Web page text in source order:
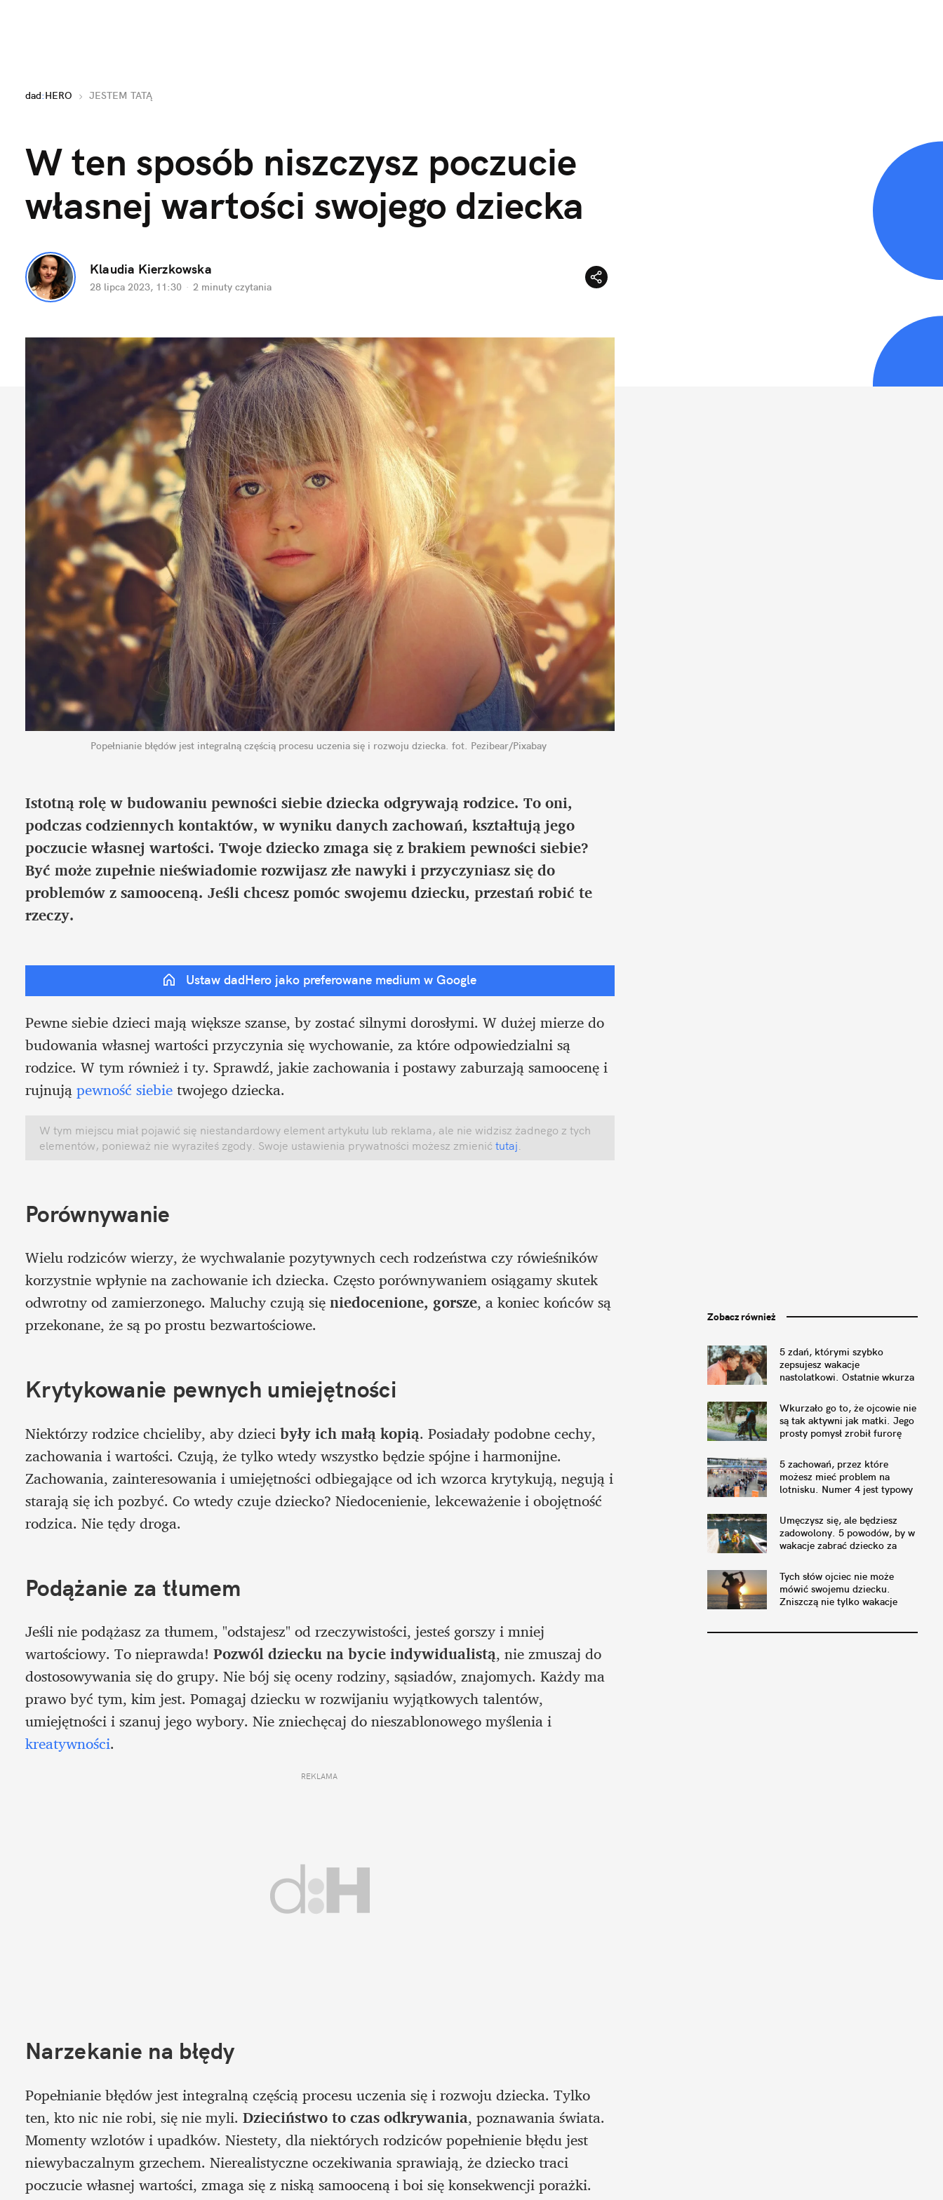
dad:HERO JESTEM TATĄ
W ten sposób niszczysz poczucie
własnej wartości swojego dziecka
Klaudia Kierzkowska
28 lipca 2023, 11:30 · 2 minuty czytania
Popełnianie błędów jest integralną częścią procesu uczenia się i rozwoju dziecka. fot. Pezibear/Pixabay
Istotną rolę w budowaniu pewności siebie dziecka odgrywają rodzice. To oni,
podczas codziennych kontaktów, w wyniku danych zachowań, kształtują jego
poczucie własnej wartości. Twoje dziecko zmaga się z brakiem pewności siebie?
Być może zupełnie nieświadomie rozwijasz złe nawyki i przyczyniasz się do
problemów z samooceną. Jeśli chcesz pomóc swojemu dziecku, przestań robić te
rzeczy.
Ustaw dadHero jako preferowane medium w Google
Pewne siebie dzieci mają większe szanse, by zostać silnymi dorosłymi. W dużej mierze do
budowania własnej wartości przyczynia się wychowanie, za które odpowiedzialni są
rodzice. W tym również i ty. Sprawdź, jakie zachowania i postawy zaburzają samoocenę i
rujnują pewność siebie twojego dziecka.
W tym miejscu miał pojawić się niestandardowy element artykułu lub reklama, ale nie widzisz żadnego z tych
elementów, ponieważ nie wyraziłeś zgody. Swoje ustawienia prywatności możesz zmienić tutaj
Porównywanie
Wielu rodziców wierzy, że wychwalanie pozytywnych cech rodzeństwa czy rówieśników
korzystnie wpłynie na zachowanie ich dziecka. Często porównywaniem osiągamy skutek
odwrotny od zamierzonego. Maluchy czują się niedocenione, gorsze, a koniec końców są
przekonane, że są po prostu bezwartościowe.
Krytykowanie pewnych umiejętności
Niektórzy rodzice chcieliby, aby dzieci były ich małą kopią. Posiadały podobne cechy,
zachowania i wartości. Czują, że tylko wtedy wszystko będzie spójne i harmonijne.
Zachowania, zainteresowania i umiejętności odbiegające od ich wzorca krytykują, negują i
starają się ich pozbyć. Co wtedy czuje dziecko? Niedocenienie, lekceważenie i obojętność
rodzica. Nie tędy droga.
Podążanie za tłumem
Jeśli nie podążasz za tłumem, "odstajesz" od rzeczywistości, jesteś gorszy i mniej
wartościowy. To nieprawda! Pozwól dziecku na bycie indywidualistą, nie zmuszaj do
dostosowywania się do grupy. Nie bój się oceny rodziny, sąsiadów, znajomych. Każdy ma
prawo być tym, kim jest. Pomagaj dziecku w rozwijaniu wyjątkowych talentów,
kreatywności.
REKLAMA
Narzekanie na błędy
Popełnianie błędów jest integralną częścią procesu uczenia się i rozwoju dziecka. Tylko
ten, kto nic nie robi, się nie myli. Dzieciństwo to czas odkrywania, poznawania świata.
Momenty wzlotów i upadków. Niestety, dla niektórych rodziców popełnienie błędu jest
niewybaczalnym grzechem. Nierealistyczne oczekiwania sprawiają, że dziecko traci
poczucie własnej wartości, zmaga się z niską samooceną i boi się konsekwencji porażki.
Zobacz również
5 zdań, którymi szybko
zepsujesz wakacje
nastolatkowi. Ostatnie wkurza
Wkurzało go to, że ojcowie nie
są tak aktywni jak matki. Jego
prosty pomysł zrobił furorę
5 zachowań, przez które
możesz mieć problem na
lotnisku. Numer 4 jest typowy
Umęczysz się, ale będziesz
zadowolony. 5 powodów, by w
wakacje zabrać dziecko za
Tych słów ojciec nie może
mówić swojemu dziecku.
Zniszczą nie tylko wakacje